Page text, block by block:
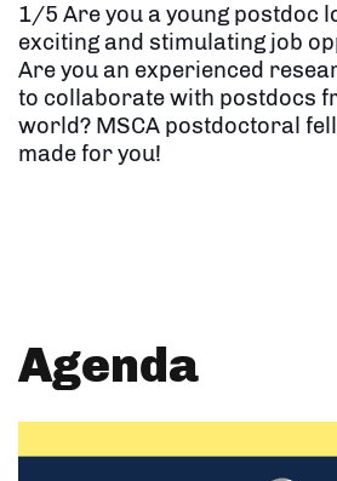
1/5 Are you a young postdoc
exciting and stimulating job
Are you an experienced
to collaborate with postdocs
world? MSCA postdoctoral
made for you!
Agenda